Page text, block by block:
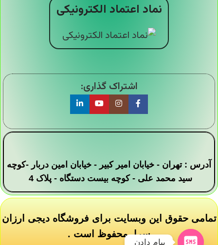
نماد اعتماد الکترونیکی
اشتراک گذاری:
آدرس : تهران - خیابان امیر کبیر - خیابان امین دربار -کوچه
سید محمد علی - کوچه بیست دستگاه - پلاک 4
تمامی حقوق این وبسایت برای فروشگاه دیجی ارزان
سرا محفوظ است .
پیام دادن